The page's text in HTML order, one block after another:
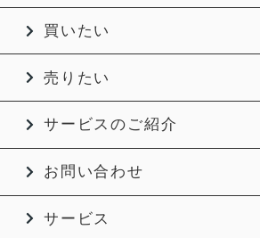
買いたい
売りたい
サービスのご紹介
お問い合わせ
サービス